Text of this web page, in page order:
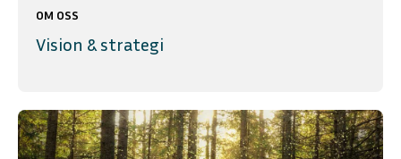
OM OSS
Vision & strategi